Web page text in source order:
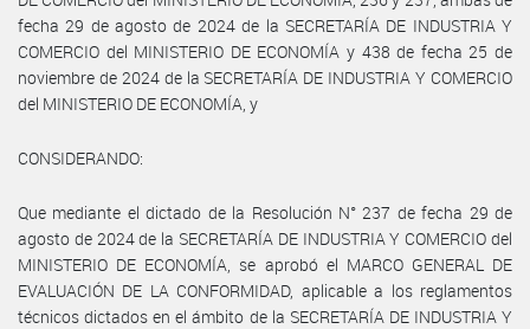
fecha 29 de agosto de 2024 de la SECRETARÍA DE INDUSTRIA Y
COMERCIO del MINISTERIO DE ECONOMÍA y 438 de fecha 25 de
noviembre de 2024 de la SECRETARÍA DE INDUSTRIA Y COMERCIO
del MINISTERIO DE ECONOMÍA, y
CONSIDERANDO:
Que mediante el dictado de la Resolución N° 237 de fecha 29 de
agosto de 2024 de la SECRETARÍA DE INDUSTRIA Y COMERCIO del
MINISTERIO DE ECONOMÍA, se aprobó el MARCO GENERAL DE
EVALUACIÓN DE LA CONFORMIDAD, aplicable a los reglamentos
técnicos dictados en el ámbito de la SECRETARÍA DE INDUSTRIA Y